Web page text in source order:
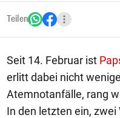
Teilen
Seit 14. Februar ist
erlitt dabei nicht
Atemnotanfälle, rang
In den letzten ein,